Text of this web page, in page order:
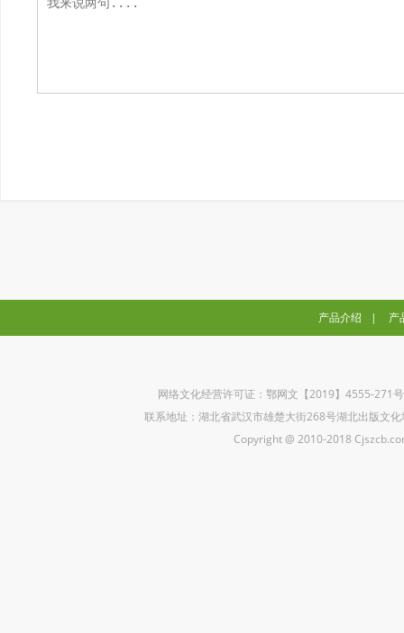
产品介绍 | 产
网络文化经营许可证：鄂网文【2019】4555-271
联系地址：湖北省武汉市雄楚大街268号湖北出版文
Copyright @ 2010-2018